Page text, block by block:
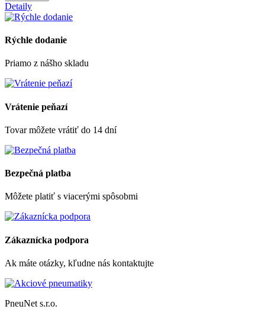
Detaily
Rýchle dodanie
Priamo z nášho skladu
Vrátenie peňazí
Tovar môžete vrátiť do 14 dní
Bezpečná platba
Môžete platiť s viacerými spôsobmi
Zákaznícka podpora
Ak máte otázky, kľudne nás kontaktujte
PneuNet s.r.o.